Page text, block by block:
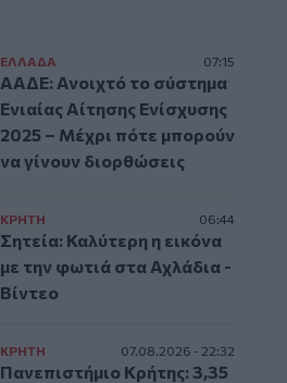
ΕΛΛAΔΑ 07:15
ΑΑΔΕ: Ανοιχτό το σύστημα
Ενιαίας Αίτησης Ενίσχυσης
2025 – Μέχρι πότε μπορούν
να γίνουν διορθώσεις
ΚΡΗΤΗ 06:44
Σητεία: Καλύτερη η εικόνα
με την φωτιά στα Αχλάδια -
Βίντεο
ΚΡΗΤΗ 07.08.2026 - 22:32
Πανεπιστήμιο Κρήτης: 3,35